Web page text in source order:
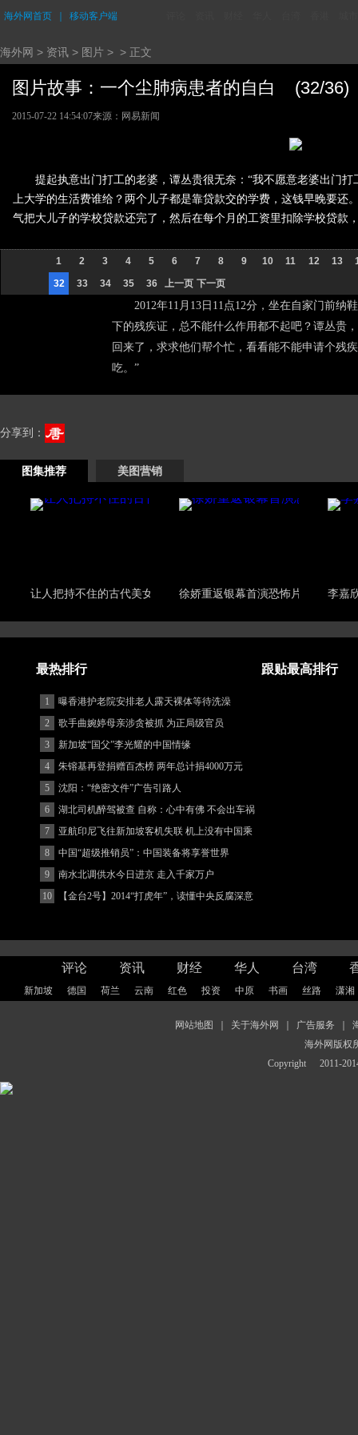
海外网首页 移动客户端
海外网 > 资讯 > 图片 > > 正文
图片故事：一个尘肺病患者的自白 (32/36)
2015-07-22 14:54:07来源： 网易新闻
提起执意出门打工的老婆，谭丛贵很无奈：“我不愿意老婆出门
上大学的生活费谁给？两个儿子都是靠贷款交的学费，这钱早晚要
气把大儿子的学校贷款还完了，然后在每个月的工资里扣除学校贷款
1 2 3 4 5 6 7 8 9 10 11 12 13
32
33 34 35 36 上一页 下一页
2012年11月13日11点12分，坐在自家门前纳
下的残疾证，总不能什么作用都不起吧？谭丛贵
回来了，求求他们帮个忙，看看能不能申请个残
吃。”
分享到：
图集推荐 美图营销
让人把持不住的古代美女 徐娇重返银幕首演恐怖片 李嘉
最热排行 跟贴最高排行
1
曝香港护老院安排老人露天裸体等待洗澡
2
歌手曲婉婷母亲涉贪被抓 为正局级官员
3
新加坡“国父”李光耀的中国情缘
4
朱镕基再登捐赠百杰榜 两年总计捐4000万元
5
沈阳：“绝密文件”广告引路人
6
湖北司机醉驾被查 自称：心中有佛 不会出车祸
(图)
7
亚航印尼飞往新加坡客机失联 机上没有中国乘
客
8
中国“超级推销员”：中国装备将享誉世界
9
南水北调供水今日进京 走入千家万户
10
【金台2号】2014“打虎年”，读懂中央反腐深意
评论 资讯 财经 华人 台湾
新加坡 德国 荷兰 云南 红色 投资 中原 书画 丝路 潇湘
网站地图 关于海外网 广告服务
海外网版权
Copyright
2011-